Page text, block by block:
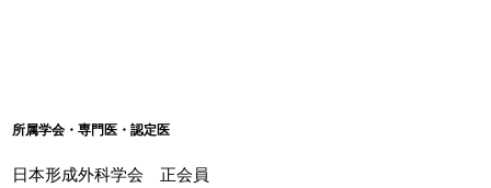
所属学会・専門医・認定医
日本形成外科学会 正会員